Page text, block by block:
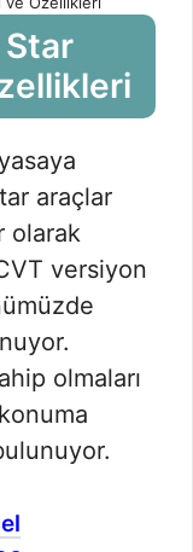
araçlar
olarak
versiyon
olmaları